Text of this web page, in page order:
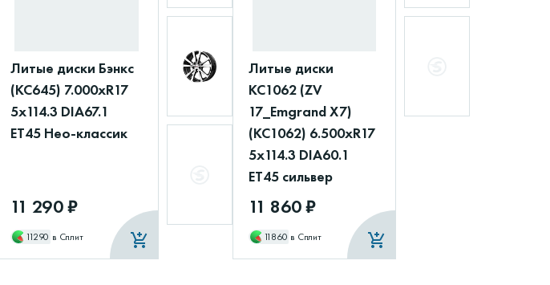
Литые диски Бэнкс
(КС645) 7.000xR17
5x114.3 DIA67.1
ET45 Нео-классик
11 290 ₽
11290 в Сплит
Литые диски
КС1062 (ZV
17_Emgrand X7)
(КС1062) 6.500xR17
5x114.3 DIA60.1
ET45 сильвер
11 860 ₽
11860 в Сплит